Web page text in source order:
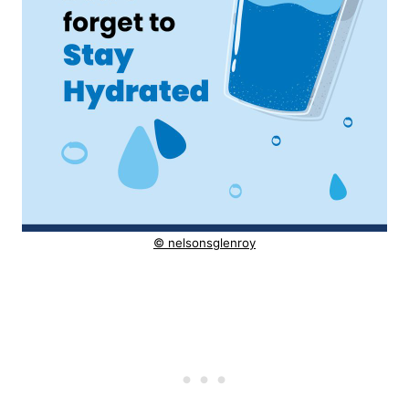
© nelsonsglenroy